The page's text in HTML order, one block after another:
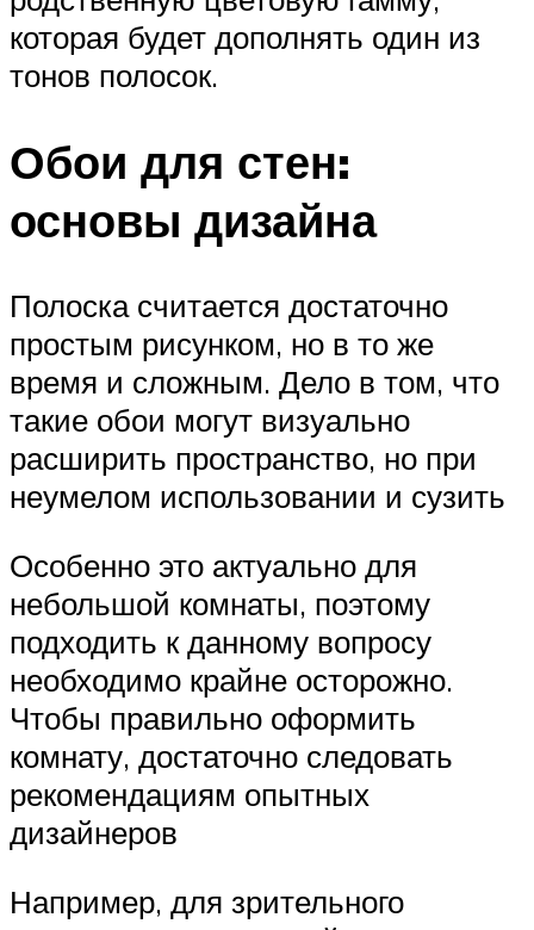
которая будет дополнять один из
тонов полосок.
Обои для стен:
основы дизайна
Полоска считается достаточно
простым рисунком, но в то же
время и сложным. Дело в том, что
такие обои могут визуально
расширить пространство, но при
неумелом использовании и сузить
Особенно это актуально для
небольшой комнаты, поэтому
подходить к данному вопросу
необходимо крайне осторожно.
Чтобы правильно оформить
комнату, достаточно следовать
рекомендациям опытных
дизайнеров
Например, для зрительного